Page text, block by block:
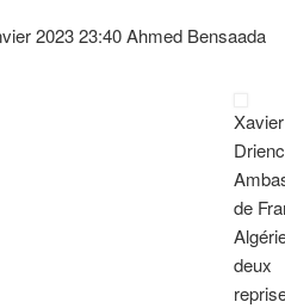
2023 23:40 Ahmed Bensaada
Xavier
de
deux